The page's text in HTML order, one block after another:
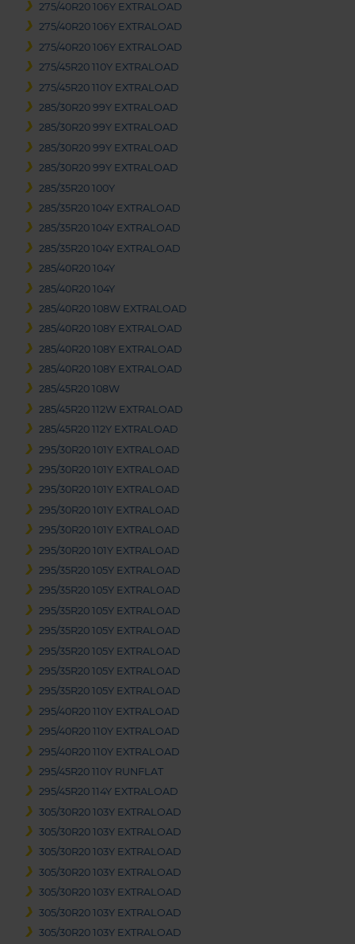
275/40R20 106Y EXTRALOAD
275/40R20 106Y EXTRALOAD
275/40R20 106Y EXTRALOAD
275/45R20 110Y EXTRALOAD
275/45R20 110Y EXTRALOAD
285/30R20 99Y EXTRALOAD
285/30R20 99Y EXTRALOAD
285/30R20 99Y EXTRALOAD
285/30R20 99Y EXTRALOAD
285/35R20 100Y
285/35R20 104Y EXTRALOAD
285/35R20 104Y EXTRALOAD
285/35R20 104Y EXTRALOAD
285/40R20 104Y
285/40R20 104Y
285/40R20 108W EXTRALOAD
285/40R20 108Y EXTRALOAD
285/40R20 108Y EXTRALOAD
285/40R20 108Y EXTRALOAD
285/45R20 108W
285/45R20 112W EXTRALOAD
285/45R20 112Y EXTRALOAD
295/30R20 101Y EXTRALOAD
295/30R20 101Y EXTRALOAD
295/30R20 101Y EXTRALOAD
295/30R20 101Y EXTRALOAD
295/30R20 101Y EXTRALOAD
295/30R20 101Y EXTRALOAD
295/35R20 105Y EXTRALOAD
295/35R20 105Y EXTRALOAD
295/35R20 105Y EXTRALOAD
295/35R20 105Y EXTRALOAD
295/35R20 105Y EXTRALOAD
295/35R20 105Y EXTRALOAD
295/35R20 105Y EXTRALOAD
295/40R20 110Y EXTRALOAD
295/40R20 110Y EXTRALOAD
295/40R20 110Y EXTRALOAD
295/45R20 110Y RUNFLAT
295/45R20 114Y EXTRALOAD
305/30R20 103Y EXTRALOAD
305/30R20 103Y EXTRALOAD
305/30R20 103Y EXTRALOAD
305/30R20 103Y EXTRALOAD
305/30R20 103Y EXTRALOAD
305/30R20 103Y EXTRALOAD
305/30R20 103Y EXTRALOAD